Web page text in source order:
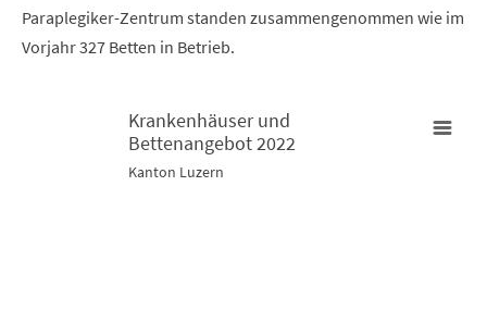
Paraplegiker-Zentrum standen zusammengenommen wie im
Vorjahr 327 Betten in Betrieb.
Krankenhäuser und Bettenangebot 2022
Krankenhäuser und
Bettenangebot 2022
Kanton Luzern